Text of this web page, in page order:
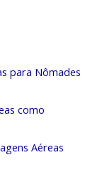
para Nômades
como
Aéreas